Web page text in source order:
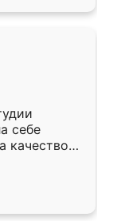
себе
качеством
почти